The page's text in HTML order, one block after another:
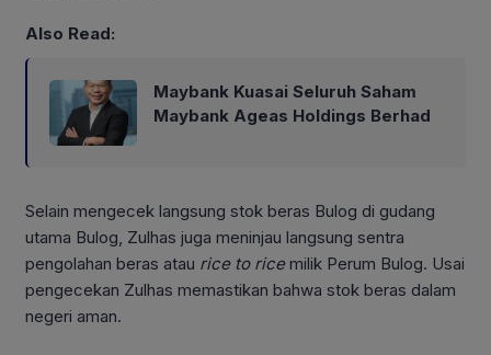
Also Read:
Maybank Kuasai Seluruh Saham
Maybank Ageas Holdings Berhad
Selain mengecek langsung stok beras Bulog di gudang
utama Bulog, Zulhas juga meninjau langsung sentra
pengolahan beras atau rice to ricemilik Perum Bulog. Usai
pengecekan Zulhas memastikan bahwa stok beras dalam
negeri aman.